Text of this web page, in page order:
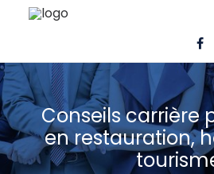
OFFRES D’EMPLOI
CANDIDATS
ENTREPRISES
Conseils carrière
en restauration,